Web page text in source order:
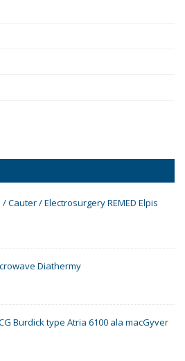
Cauter / Electrosurgery REMED Elpis
Diathermy
Burdick type Atria 6100 ala macGyver